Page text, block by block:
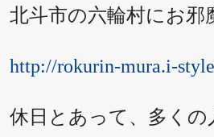
北斗市の六輪村にお邪
http://rokurin-mura.i-
休日とあって、多くの